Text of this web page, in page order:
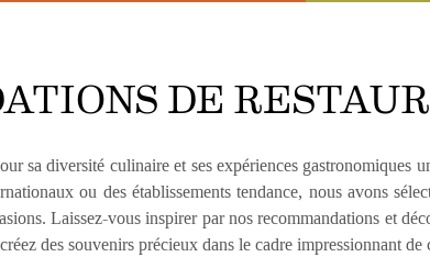
DE
sa diversité culinaire et ses expériences gastronomiques
ou des établissements tendance, nous avons
Laissez-vous inspirer par nos recommandations et
des souvenirs précieux dans le cadre impressionnant de